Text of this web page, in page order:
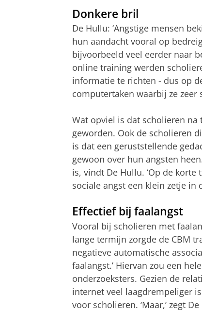
Donkere bril
De Hullu: ‘Angstige mensen
hun aandacht vooral op
bijvoorbeeld veel eerder naar
online training werden
informatie te richten - dus op
computertaken waarbij ze zeer
Wat opviel is dat scholieren
geworden. Ook de scholieren
is dat een geruststellende
gewoon over hun angsten
is, vindt De Hullu. ‘Op de
sociale angst een klein zetje in
Effectief bij faalangst
Vooral bij scholieren met
lange termijn zorgde de CBM
negatieve automatische
faalangst.’ Hiervan zou een
onderzoeksters. Gezien de
internet veel laagdrempeliger
voor scholieren. ‘Maar,’ zegt